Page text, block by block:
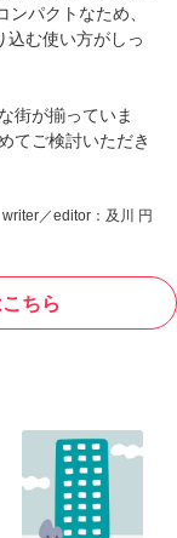
パクトなため、
込む使い方がしっ
街が揃っていま
てご検討いただき
writer／editor：及川 円
ちら